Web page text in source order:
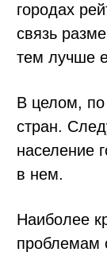
городах
связь
тем лучше
В целом, по
стран.
население
в нем.
Наиболее
проблемам